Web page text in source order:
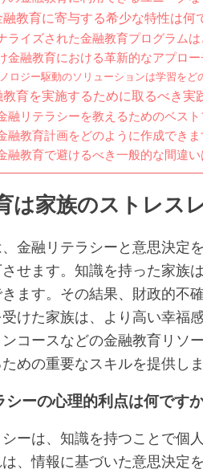
教育に寄与する希少な特性は何
ライズされた金融教育プログラム
金融教育における革新的なアプロー
ロジー駆動のソリューションは学習をど
育を実施するために取るべき実
融リテラシーを教えるためのベス
融教育計画をどのように作成できま
融教育で避けるべき一般的な間違い
は家族のストレス
金融リテラシーと意思決定
せます。知識を持った家族
ます。その結果、財政的不
けた家族は、より高い幸福
コースなどの金融教育リソ
めの重要なスキルを提供しま
シーの心理的利点は何です
ーは、知識を持つことで個
、情報に基づいた意思決定